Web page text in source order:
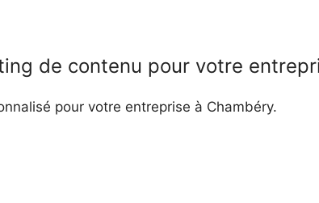
de contenu pour votre
pour votre entreprise à Chambéry.